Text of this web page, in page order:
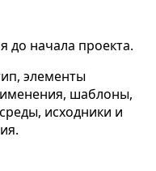
до начала проекта.
элементы
шаблоны,
исходники и